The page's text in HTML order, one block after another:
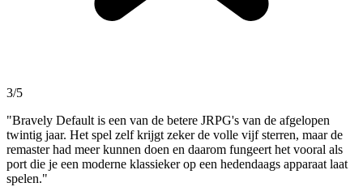
3/5
"Bravely Default is een van de betere JRPG's van de afgelopen
twintig jaar. Het spel zelf krijgt zeker de volle vijf sterren, maar de
remaster had meer kunnen doen en daarom fungeert het vooral als
port die je een moderne klassieker op een hedendaags apparaat laat
spelen."